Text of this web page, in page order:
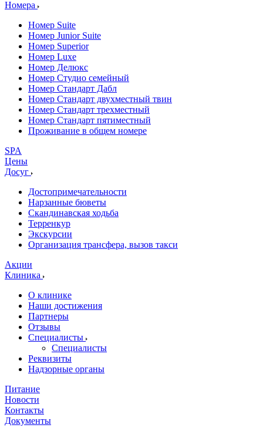
Номера
Номер Suite
Номер Junior Suite
Номер Superior
Номер Luxe
Номер Делюкс
Номер Студио семейный
Номер Стандарт Дабл
Номер Стандарт двухместный твин
Номер Стандарт трехместный
Номер Стандарт пятиместный
Проживание в общем номере
SPA
Цены
Досуг
Достопримечательности
Нарзанные бюветы
Скандинавская ходьба
Терренкур
Экскурсии
Организация трансфера, вызов такси
Акции
Клиника
О клинике
Наши достижения
Партнеры
Отзывы
Специалисты
Специалисты
Реквизиты
Надзорные органы
Питание
Новости
Контакты
Документы